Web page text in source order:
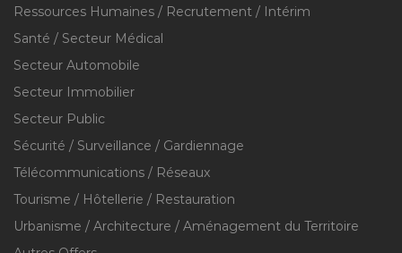
Ressources Humaines / Recrutement / Intérim
Santé / Secteur Médical
Secteur Automobile
Secteur Immobilier
Secteur Public
Sécurité / Surveillance / Gardiennage
Télécommunications / Réseaux
Tourisme / Hôtellerie / Restauration
Urbanisme / Architecture / Aménagement du Territoire